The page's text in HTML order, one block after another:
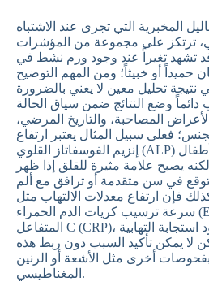
المخبرية التي تجرى عند الاشتباه
ترتكز على مجموعة من المؤشرات
قد تشهد تغيراً عند وجود ورم نشط في
حميداً أو خبيثاً؛ ومن المهم التوضيح
نتيجة تحليل معين لا يعني بالضرورة
وضع النتائج ضمن سياق الحالة
المصاحبة، والتاريخ المرضي،
فعلى سبيل المثال يعتبر ارتفاع
إنزيم الفوسفاتاز القلوي (ALP) أمر منتشر عند الأطفال
يصبح علامة مثيرة للقلق إذا ظهر
في سن متقدمة أو ترافق مع ألم
فإن ارتفاع معدلات الالتهاب مثل
سرعة ترسيب كريات الدم الحمراء (ESR) أو البروتين
المتفاعل C (CRP)، قد يشير إلى وجود استجابة التهابية
لا يمكن تأكيد السبب دون ربط هذه
بفحوصات أخرى مثل الأشعة أو الرنين
المغناطيسي.